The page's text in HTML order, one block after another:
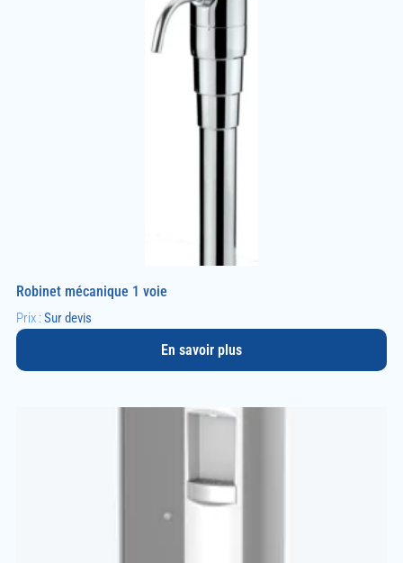
Robinet mécanique 1 voie
Prix : Sur devis
En savoir plus